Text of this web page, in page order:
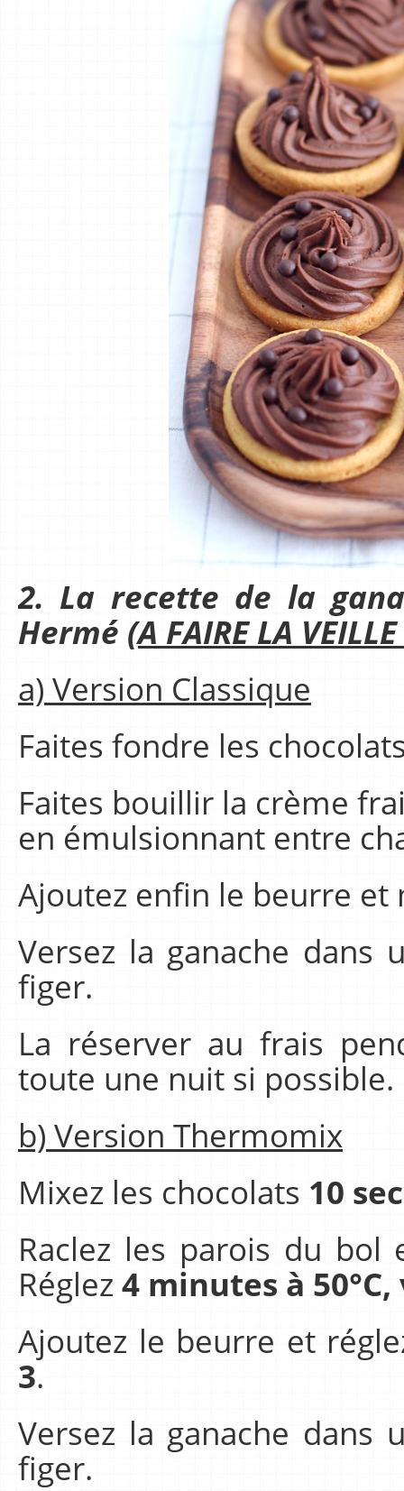
2. La recette de la
Hermé (A FAIRE LA
a) Version Classique
Faites fondre les
Faites bouillir la crème
en émulsionnant entre
Ajoutez enfin le beurre et
Versez la ganache
figer.
La réserver au frais
toute une nuit si possible.
b) Version Thermomix
Mixez les chocolats 10
Raclez les parois du
Réglez 4 minutes à
Ajoutez le beurre et
3.
Versez la ganache
figer.